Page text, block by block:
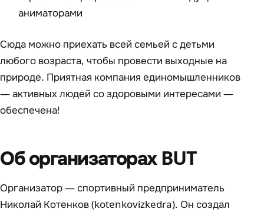
аниматорами
Сюда можно приехать всей семьей с детьми
любого возраста, чтобы провести выходные на
природе. Приятная компания единомышленников
— активных людей со здоровыми интересами —
обеспечена!
Об организаторах BUT
Организатор — спортивный предприниматель
Николай Котенков (kotenkovizkedra). Он создал